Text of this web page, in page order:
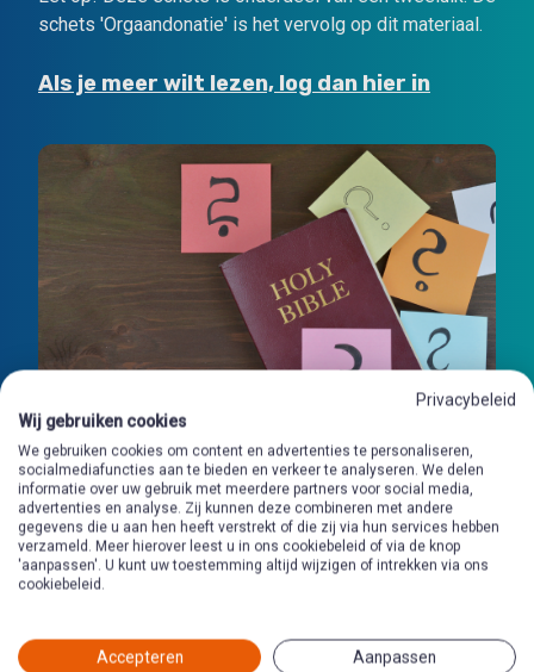
schets 'Orgaandonatie' is het vervolg op dit materiaal.
Als je meer wilt lezen, log dan hier in
Privacybeleid
Wij gebruiken cookies
We gebruiken cookies om content en advertenties te personaliseren,
socialmediafuncties aan te bieden en verkeer te analyseren. We delen
informatie over uw gebruik met meerdere partners voor social media,
advertenties en analyse. Zij kunnen deze combineren met andere
gegevens die u aan hen heeft verstrekt of die zij via hun services hebben
verzameld. Meer hierover leest u in ons cookiebeleid of via de knop
'aanpassen'. U kunt uw toestemming altijd wijzigen of intrekken via ons
cookiebeleid.
Accepteren Aanpassen